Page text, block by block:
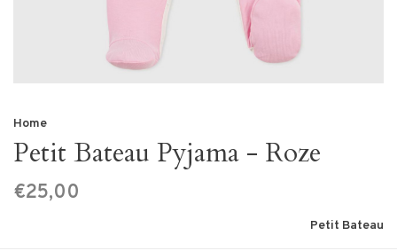
Home
Petit Bateau Pyjama - Roze
€25,00
Petit Bateau